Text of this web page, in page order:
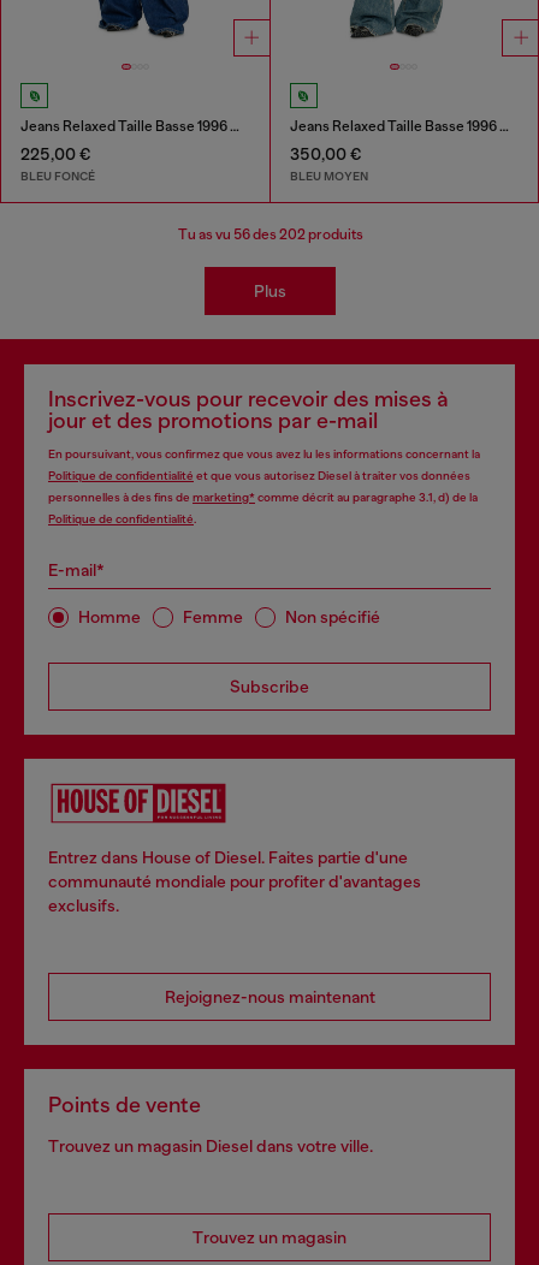
Jeans Relaxed Taille Basse 1996 D-Sire
225,00 €
BLEU FONCÉ
Jeans Relaxed Taille Basse 1996 D-Sire
350,00 €
BLEU MOYEN
Tu as vu 56des 202 produits
Plus
Inscrivez-vous pour recevoir des mises à
jour et des promotions par e-mail
En poursuivant, vous confirmez que vous avez lu les informations concernant la
Politique de confidentialité et que vous autorisez Diesel à traiter vos données
personnelles à des fins de marketing*comme décrit au paragraphe 3.1, d) de la
Politique de confidentialité
E-mail*
Homme Femme Non spécifié
Subscribe
Entrez dans House of Diesel. Faites partie d'une
communauté mondiale pour profiter d'avantages
exclusifs.
Rejoignez-nous maintenant
Points de vente
Trouvez un magasin Diesel dans votre ville.
Trouvez un magasin